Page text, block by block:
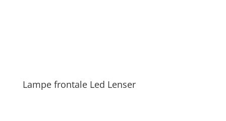
Lampe frontale Led Lenser